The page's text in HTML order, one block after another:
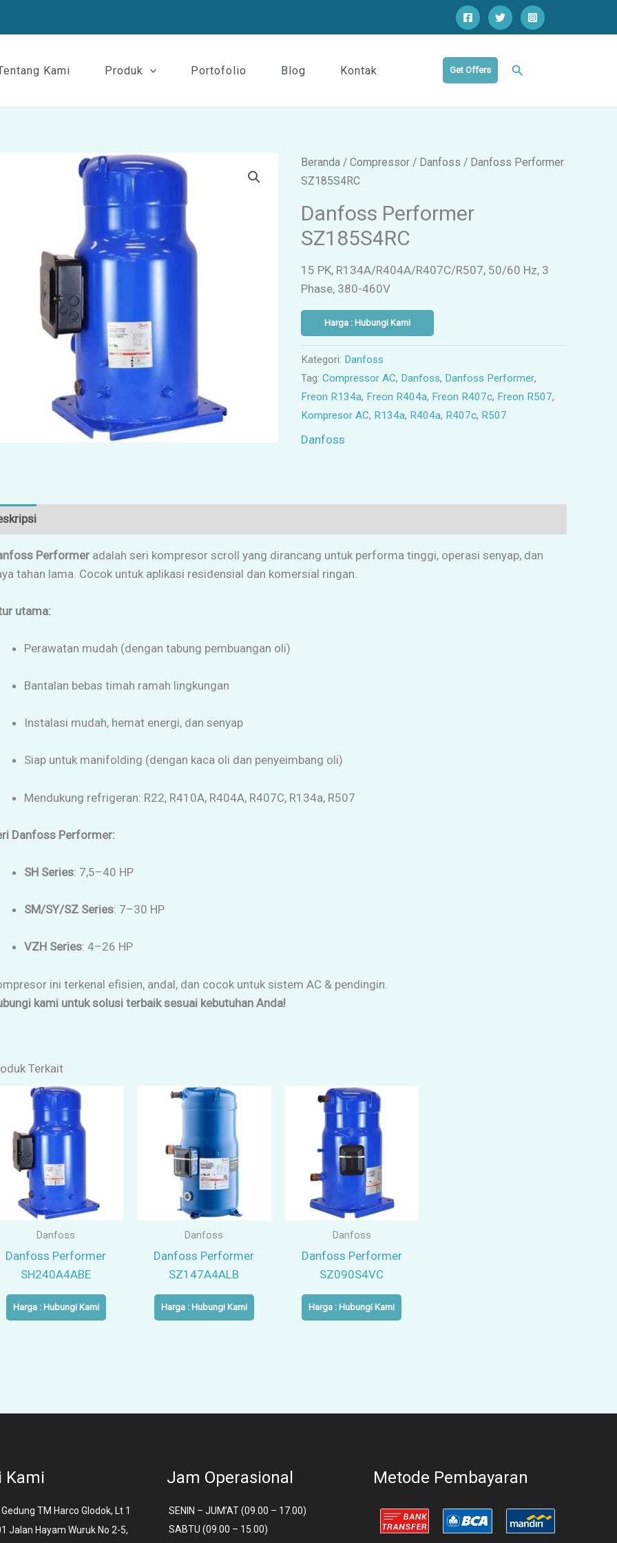
Kami Produk Portofolio Blog Kontak Get Offers Cari
Beranda /Compressor / Danfoss / Danfoss Performer
SZ185S4RC
Danfoss Performer
SZ185S4RC
15 PK, R134A/R404A/R407C/R507, 50/60 Hz, 3
Phase, 380-460V
Harga : Hubungi Kami
Kategori: Danfoss
Tag:Compressor AC, Danfoss, Danfoss Performer,
Freon R134a, Freon R404a, Freon R407c, Freon R507,
Kompresor AC, R134a, R404a, R407c, R507
Danfoss
Performer adalah seri kompresor scroll yang dirancang untuk performa tinggi, operasi senyap, dan
tahan lama. Cocok untuk aplikasi residensial dan komersial ringan.
utama:
Perawatan mudah (dengan tabung pembuangan oli)
Bantalan bebas timah ramah lingkungan
Instalasi mudah, hemat energi, dan senyap
Siap untuk manifolding (dengan kaca oli dan penyeimbang oli)
Mendukung refrigeran: R22, R410A, R404A, R407C, R134a, R507
Danfoss Performer:
SH Series: 7,5–40 HP
SM/SY/SZ Series: 7–30 HP
VZH Series: 4–26 HP
ini terkenal efisien, andal, dan cocok untuk sistem AC & pendingin.
kami untuk solusi terbaik sesuai kebutuhan Anda!
Terkait
Danfoss
Danfoss Performer
SH240A4ABE
Harga : Hubungi Kami
Danfoss
Danfoss Performer
SZ147A4ALB
Harga : Hubungi Kami
Danfoss
Danfoss Performer
SZ090S4VC
Harga : Hubungi Kami
Kami
TM Harco Glodok, Lt 1
Jalan Hayam Wuruk No 2-5,
Jam Operasional
SENIN – JUM’AT (09.00 – 17.00)
SABTU (09.00 – 15.00)
Metode Pembayaran